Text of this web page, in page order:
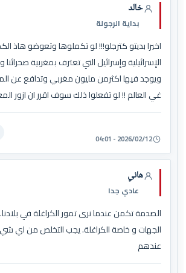
خالد
بداية الرجولة
اخيرا بديتو كترجلو!!! لو تكملوها وتعوضو هاذ
الإسرائيلية وإسرائيل التي تعترف بمغربية صحرائنا
ويوجد فيها اكثرمن مليون مغربي وتدافع عن
غي العالم !! لو تفعلوا ذلك سوف اقرر ان ازور
2026/02/12 - 04:01
هاني
عادي جدا
الصدمة تكمن عندما نرى تمور الكراغلة في
الجهات و خاصة الكراغلة. يجب التخلص من اي
عندهم